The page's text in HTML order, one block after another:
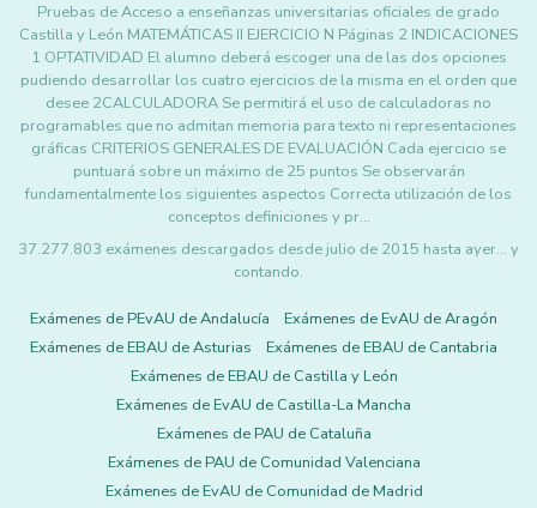
Pruebas de Acceso a enseñanzas universitarias oficiales de grado
Castilla y León MATEMÁTICAS II EJERCICIO N Páginas 2 INDICACIONES
1 OPTATIVIDAD El alumno deberá escoger una de las dos opciones
pudiendo desarrollar los cuatro ejercicios de la misma en el orden que
desee 2CALCULADORA Se permitirá el uso de calculadoras no
programables que no admitan memoria para texto ni representaciones
gráficas CRITERIOS GENERALES DE EVALUACIÓN Cada ejercicio se
puntuará sobre un máximo de 25 puntos Se observarán
fundamentalmente los siguientes aspectos Correcta utilización de los
conceptos definiciones y pr…
37.277.803 exámenes descargados desde julio de 2015 hasta ayer... y
contando.
Exámenes de PEvAU de Andalucía
Exámenes de EvAU de Aragón
Exámenes de EBAU de Asturias
Exámenes de EBAU de Cantabria
Exámenes de EBAU de Castilla y León
Exámenes de EvAU de Castilla-La Mancha
Exámenes de PAU de Cataluña
Exámenes de PAU de Comunidad Valenciana
Exámenes de EvAU de Comunidad de Madrid